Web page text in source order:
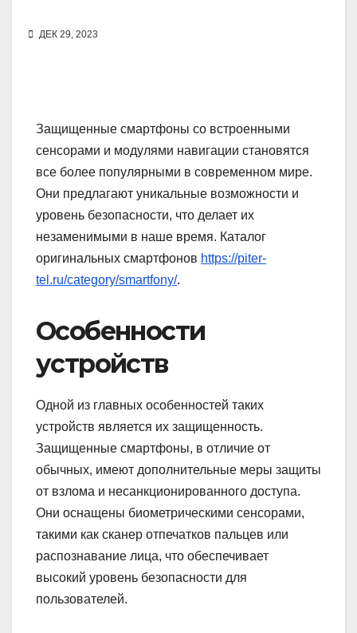
ДЕК 29, 2023
Защищенные смартфоны со встроенными
сенсорами и модулями навигации становятся
все более популярными в современном мире.
Они предлагают уникальные возможности и
уровень безопасности, что делает их
незаменимыми в наше время. Каталог
оригинальных смартфонов https://piter-
tel.ru/category/smartfony/.
Особенности
устройств
Одной из главных особенностей таких
устройств является их защищенность.
Защищенные смартфоны, в отличие от
обычных, имеют дополнительные меры защиты
от взлома и несанкционированного доступа.
Они оснащены биометрическими сенсорами,
такими как сканер отпечатков пальцев или
распознавание лица, что обеспечивает
высокий уровень безопасности для
пользователей.